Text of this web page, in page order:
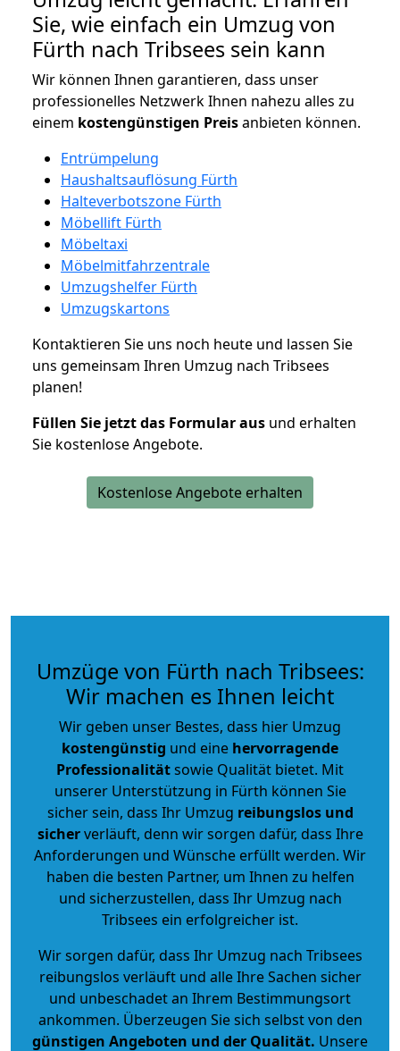
Sie, wie einfach ein Umzug von
Fürth nach Tribsees sein kann
Wir können Ihnen garantieren, dass unser
professionelles Netzwerk Ihnen nahezu alles zu
einem kostengünstigen Preisanbieten können.
Entrümpelung
Haushaltsauflösung Fürth
Halteverbotszone Fürth
Möbellift Fürth
Möbeltaxi
Möbelmitfahrzentrale
Umzugshelfer Fürth
Umzugskartons
Kontaktieren Sie uns noch heute und lassen Sie
uns gemeinsam Ihren Umzug nach Tribsees
planen!
Füllen Sie jetzt das Formular aus und erhalten
Sie kostenlose Angebote.
Kostenlose Angebote erhalten
Umzüge von Fürth nach Tribsees:
Wir machen es Ihnen leicht
Wir geben unser Bestes, dass hier Umzug
kostengünstig und eine hervorragende
Professionalitätsowie Qualität bietet. Mit
unserer Unterstützung in Fürth können Sie
sicher sein, dass Ihr Umzug reibungslos und
sicherverläuft, denn wir sorgen dafür, dass Ihre
Anforderungen und Wünsche erfüllt werden. Wir
haben die besten Partner, um Ihnen zu helfen
und sicherzustellen, dass Ihr Umzug nach
Tribsees ein erfolgreicher ist.
Wir sorgen dafür, dass Ihr Umzug nach Tribsees
reibungslos verläuft und alle Ihre Sachen sicher
und unbeschadet an Ihrem Bestimmungsort
ankommen. Überzeugen Sie sich selbst von den
günstigen Angeboten und der Qualität. Unsere